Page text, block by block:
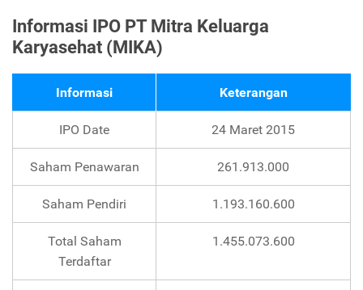
Informasi IPO PT Mitra Keluarga
Karyasehat (MIKA)
Informasi Keterangan
IPO Date 24 Maret 2015
Saham Penawaran 261.913.000
Saham Pendiri 1.193.160.600
Total Saham
Terdaftar
1.455.073.600